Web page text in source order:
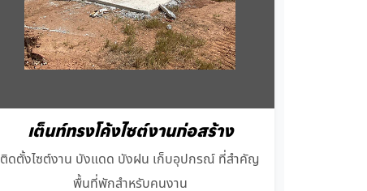
เต็นท์ทรงโค้งไซต์งานก่อสร้าง
ติดตั้งไซต์งาน บังแดด บังฝน เก็บอุปกรณ์ ที่สำคัญ
พื้นที่พักสำหรับคนงาน